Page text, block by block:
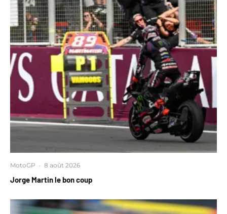
MotoGP · 8 août 2026
Jorge Martin le bon coup